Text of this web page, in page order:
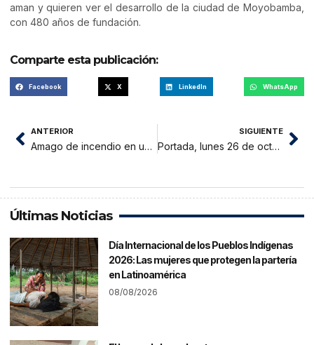
aman y quieren ver el desarrollo de la ciudad de Moyobamba,
con 480 años de fundación.
Comparte esta publicación:
Facebook X LinkedIn WhatsApp
ANTERIOR
Amago de incendio en una pollería genera zozobra en vecinos del jirón Alfonso Ugarte
SIGUIENTE
Portada, lunes 26 de octubre del 2020
Últimas Noticias
Día Internacional de los Pueblos Indígenas
2026: Las mujeres que protegen la partería
en Latinoamérica
08/08/2026